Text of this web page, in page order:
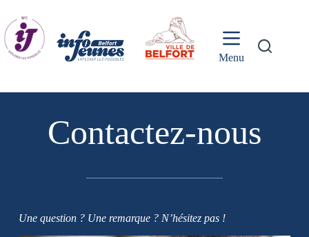
contenu
Menu
Contactez-nous
Une question ? Une remarque ? N’hésitez pas !